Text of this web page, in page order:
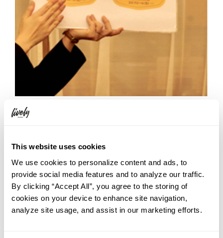
This website uses cookies
We use cookies to personalize content and ads, to
provide social media features and to analyze our traffic.
By clicking “Accept All”, you agree to the storing of
cookies on your device to enhance site navigation,
analyze site usage, and assist in our marketing efforts.
TOKYO」。HOTEL GRAPHY 渋谷にご滞在の際は、少し足を伸ばし
て「大人の社会科見学」を楽しんでみませんか？